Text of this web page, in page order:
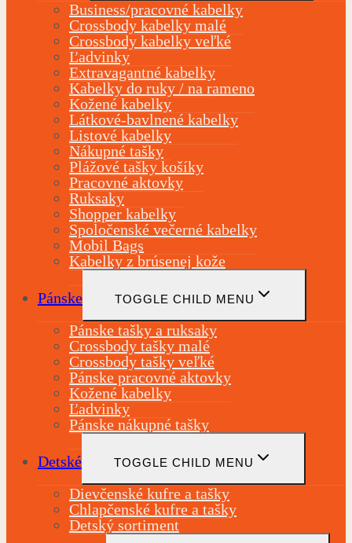
Business/pracovné kabelky
Crossbody kabelky malé
Crossbody kabelky veľké
Ľadvinky
Extravagantné kabelky
Kabelky do ruky / na rameno
Kožené kabelky
Látkové-bavlnené kabelky
Listové kabelky
Nákupné tašky
Plážové tašky košíky
Pracovné aktovky
Ruksaky
Shopper kabelky
Spoločenské večerné kabelky
Mobil Bags
Kabelky z brúsenej kože
Pánske TOGGLE CHILD MENU
Pánske tašky a ruksaky
Crossbody tašky malé
Crossbody tašky veľké
Pánske pracovné aktovky
Kožené kabelky
Ľadvinky
Pánske nákupné tašky
Detské TOGGLE CHILD MENU
Dievčenské kufre a tašky
Chlapčenské kufre a tašky
Detský sortiment